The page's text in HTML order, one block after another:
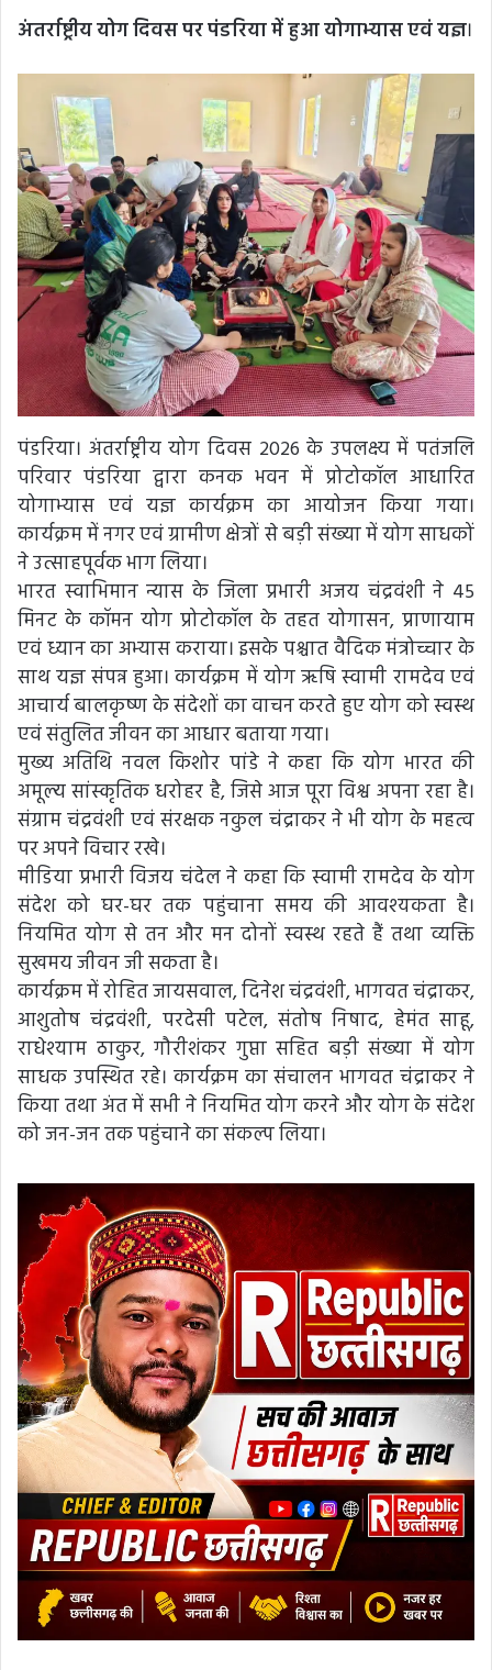
अंतर्राष्ट्रीय योग दिवस पर पंडरिया में हुआ योगाभ्यास एवं यज्ञ।
पंडरिया। अंतर्राष्ट्रीय योग दिवस 2026 के उपलक्ष्य में पतंजलि
परिवार पंडरिया द्वारा कनक भवन में प्रोटोकॉल आधारित
योगाभ्यास एवं यज्ञ कार्यक्रम का आयोजन किया गया।
कार्यक्रम में नगर एवं ग्रामीण क्षेत्रों से बड़ी संख्या में योग साधकों
ने उत्साहपूर्वक भाग लिया।
भारत स्वाभिमान न्यास के जिला प्रभारी अजय चंद्रवंशी ने 45
मिनट के कॉमन योग प्रोटोकॉल के तहत योगासन, प्राणायाम
एवं ध्यान का अभ्यास कराया। इसके पश्चात वैदिक मंत्रोच्चार के
साथ यज्ञ संपन्न हुआ। कार्यक्रम में योग ऋषि स्वामी रामदेव एवं
आचार्य बालकृष्ण के संदेशों का वाचन करते हुए योग को स्वस्थ
एवं संतुलित जीवन का आधार बताया गया।
मुख्य अतिथि नवल किशोर पांडे ने कहा कि योग भारत की
अमूल्य सांस्कृतिक धरोहर है, जिसे आज पूरा विश्व अपना रहा है।
संग्राम चंद्रवंशी एवं संरक्षक नकुल चंद्राकर ने भी योग के महत्व
पर अपने विचार रखे।
मीडिया प्रभारी विजय चंदेल ने कहा कि स्वामी रामदेव के योग
संदेश को घर-घर तक पहुंचाना समय की आवश्यकता है।
नियमित योग से तन और मन दोनों स्वस्थ रहते हैं तथा व्यक्ति
सुखमय जीवन जी सकता है।
कार्यक्रम में रोहित जायसवाल, दिनेश चंद्रवंशी, भागवत चंद्राकर,
आशुतोष चंद्रवंशी, परदेसी पटेल, संतोष निषाद, हेमंत साहू,
राधेश्याम ठाकुर, गौरीशंकर गुप्ता सहित बड़ी संख्या में योग
साधक उपस्थित रहे। कार्यक्रम का संचालन भागवत चंद्राकर ने
किया तथा अंत में सभी ने नियमित योग करने और योग के संदेश
को जन-जन तक पहुंचाने का संकल्प लिया।